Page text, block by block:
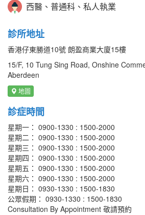
西醫、普通科、私人執業
診所地址
香港仔東勝道10號 朗盈商業大廈15樓
15/F, 10 Tung Sing Road, Onshine
Aberdeen
地圖
診症時間
星期一： 0900-1330 : 1500-2000
星期二： 0900-1330 : 1500-2000
星期三： 0900-1330 : 1500-2000
星期四： 0900-1330 : 1500-2000
星期五： 0900-1330 : 1500-2000
星期六： 0900-1330 : 1500-2000
星期日： 0930-1330 : 1500-1830
公眾假期： 0930-1330 : 1500-1830
Consultation By Appointment 敬請預約